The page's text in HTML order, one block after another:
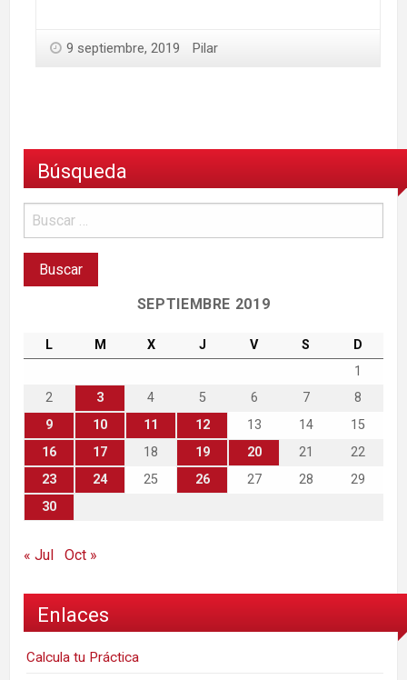
9 septiembre, 2019 Pilar
Búsqueda
SEPTIEMBRE 2019
L M X J V S
D
1
2
3 4 5 6 7
8
9
10 11 12 13 14
15
16
17 18 19 20 21
22
23
24 25 26 27 28
29
30
« Jul Oct »
Enlaces
Calcula tu Práctica